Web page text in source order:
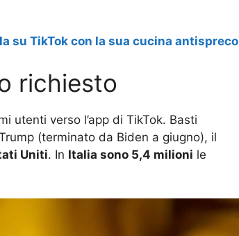
su TikTok con la sua cucina antispreco
richiesto
utenti verso l’app di TikTok. Basti
(terminato da Biden a giugno), il
Uniti. In Italia sono 5,4 milioni le